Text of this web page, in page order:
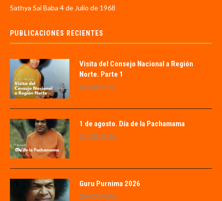
Sathya Sai Baba 4 de Julio de 1968
PUBLICACIONES RECIENTES
Visita del Consejo Nacional a Región
Norte. Parte 1
02/08/2026
1 de agosto. Día de la Pachamama
01/08/2026
Guru Purnima 2026
29/07/2026